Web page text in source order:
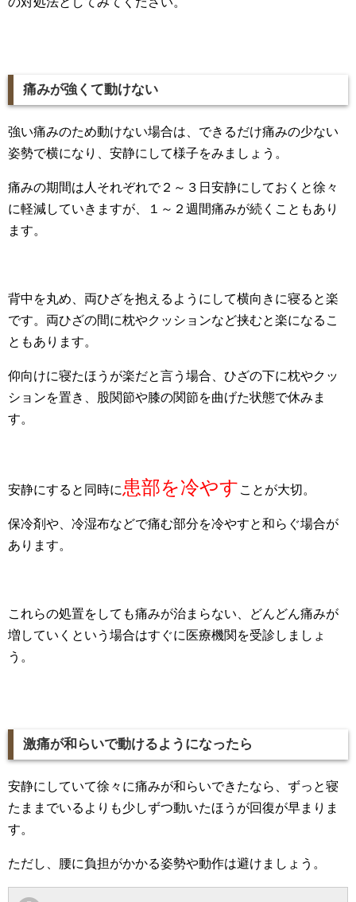
痛みが強くて動けない
強い痛みのため動けない場合は、できるだけ痛みの少ない
姿勢で横になり、安静にして様子をみましょう。
痛みの期間は人それぞれで２～３日安静にしておくと徐々
に軽減していきますが、１～２週間痛みが続くこともあり
ます。
背中を丸め、両ひざを抱えるようにして横向きに寝ると楽
です。両ひざの間に枕やクッションなど挟むと楽になるこ
ともあります。
仰向けに寝たほうが楽だと言う場合、ひざの下に枕やクッ
ションを置き、股関節や膝の関節を曲げた状態で休みま
す。
安静にすると同時に 患部を冷やす ことが大切。
保冷剤や、冷湿布などで痛む部分を冷やすと和らぐ場合が
あります。
これらの処置をしても痛みが治まらない、どんどん痛みが
増していくという場合はすぐに医療機関を受診しましょ
う。
激痛が和らいで動けるようになったら
安静にしていて徐々に痛みが和らいできたなら、ずっと寝
たままでいるよりも少しずつ動いたほうが回復が早まりま
す。
ただし、腰に負担がかかる姿勢や動作は避けましょう。